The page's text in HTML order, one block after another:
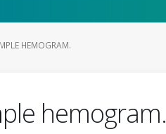
HEMOGRAM.
hemogram.